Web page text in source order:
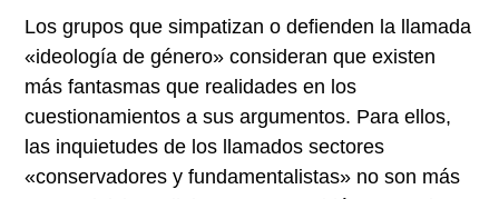
Los grupos que simpatizan o defienden la llamada
«ideología de género» consideran que existen
más fantasmas que realidades en los
cuestionamientos a sus argumentos. Para ellos,
las inquietudes de los llamados sectores
«conservadores y fundamentalistas» no son más